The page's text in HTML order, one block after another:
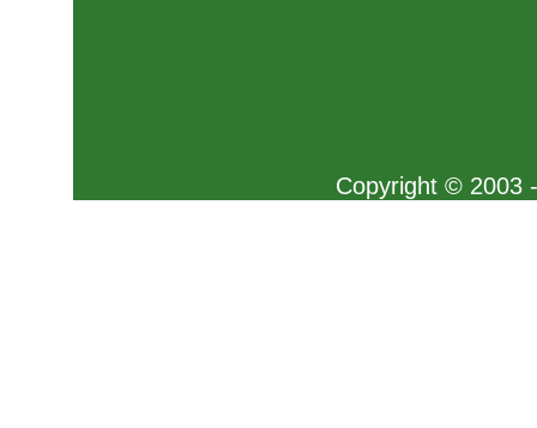
Copyright © 2003